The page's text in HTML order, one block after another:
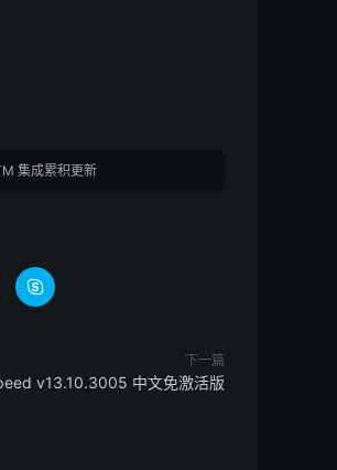
集成累积更新

下一篇
v13.10.3005 中文免激活版